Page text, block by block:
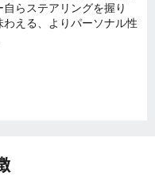
らステアリングを握り
わえる、よりパーソナル性